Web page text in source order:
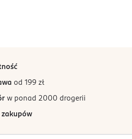
od 199 zł
w ponad 2000 drogerii